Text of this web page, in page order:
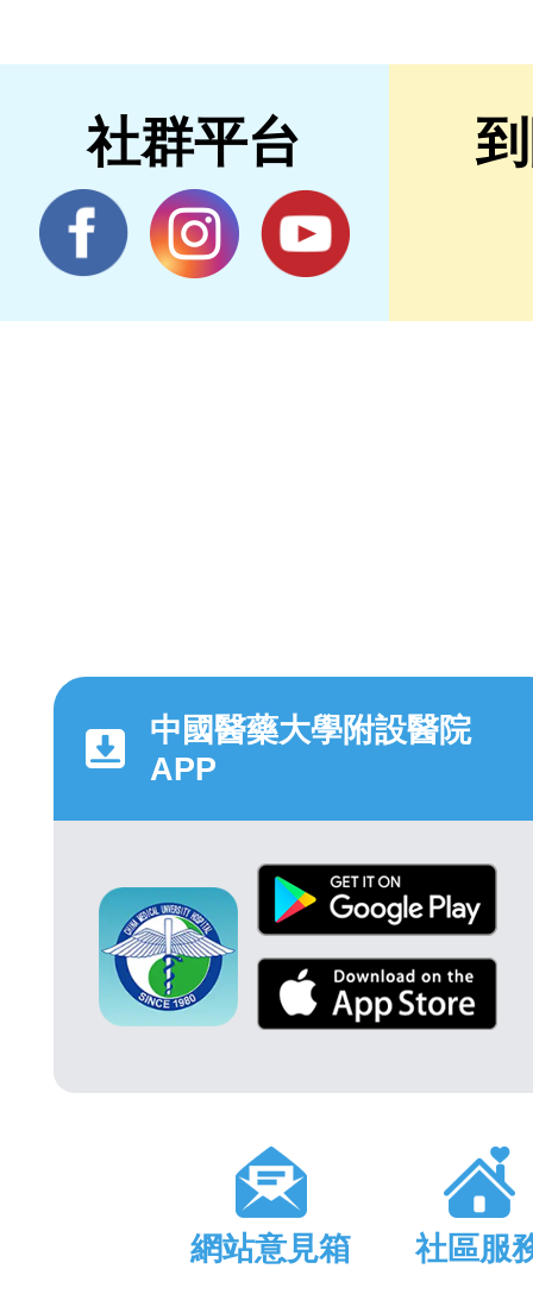
社群平台
中國醫藥大學附設醫院
APP
網站意見箱 社區服